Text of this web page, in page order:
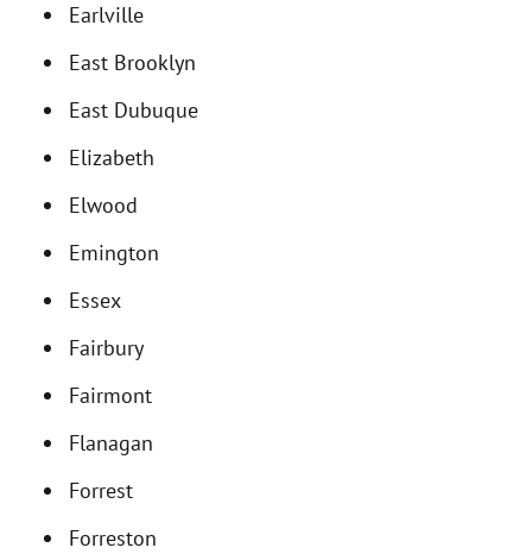
Earlville
East Brooklyn
East Dubuque
Elizabeth
Elwood
Emington
Essex
Fairbury
Fairmont
Flanagan
Forrest
Forreston